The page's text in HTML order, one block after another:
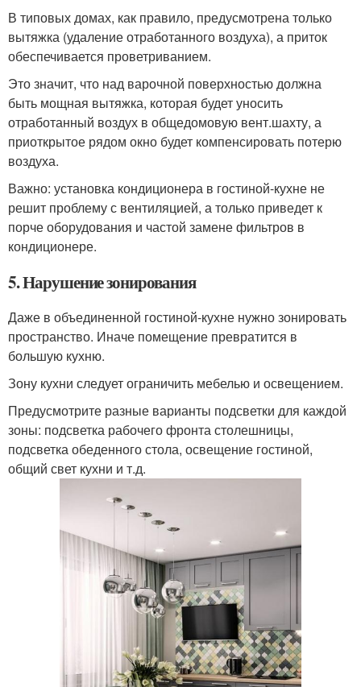
В типовых домах, как правило, предусмотрена только
вытяжка (удаление отработанного воздуха), а приток
обеспечивается проветриванием.
Это значит, что над варочной поверхностью должна
быть мощная вытяжка, которая будет уносить
отработанный воздух в общедомовую вент.шахту, а
приоткрытое рядом окно будет компенсировать потерю
воздуха.
Важно: установка кондиционера в гостиной-кухне не
решит проблему с вентиляцией, а только приведет к
порче оборудования и частой замене фильтров в
кондиционере.
5. Нарушение зонирования
Даже в объединенной гостиной-кухне нужно зонировать
пространство. Иначе помещение превратится в
большую кухню.
Зону кухни следует ограничить мебелью и освещением.
Предусмотрите разные варианты подсветки для каждой
зоны: подсветка рабочего фронта столешницы,
подсветка обеденного стола, освещение гостиной,
общий свет кухни и т.д.